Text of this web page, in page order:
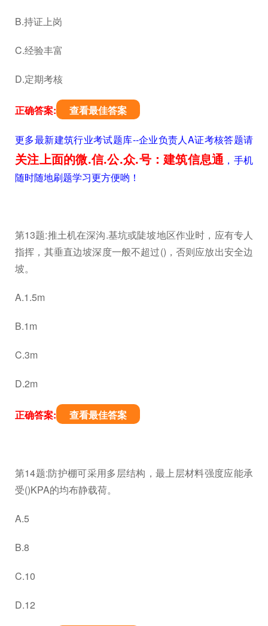
B.持证上岗
C.经验丰富
D.定期考核
正确答案: 查看最佳答案
更多最新建筑行业考试题库--企业负责人A证考核答题请
关注上面的微.信.公.众.号：建筑信息通，手机
随时随地刷题学习更方便哟！
第13题:推土机在深沟.基坑或陡坡地区作业时，应有专人
指挥，其垂直边坡深度一般不超过()，否则应放出安全边
坡。
A.1.5m
B.1m
C.3m
D.2m
正确答案: 查看最佳答案
第14题:防护棚可采用多层结构，最上层材料强度应能承
受()KPA的均布静载荷。
A.5
B.8
C.10
D.12